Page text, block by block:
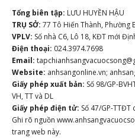
Tổng biên tập: LƯU HUYỀN HẬU
TRỤ SỞ: 77 Tô Hiến Thành, Phường
VPLV: Số nhà C6, Lô 18, KĐT mới
Điện thoại: 024.3974.7698
Email:
Website: anhsangonline.vn;
Giấy phép xuất bản: Số 98/GP-
VH, TT và DL
Giấy phép điện tử: Số 47/GP-
Ghi rõ nguồn
trang web này.